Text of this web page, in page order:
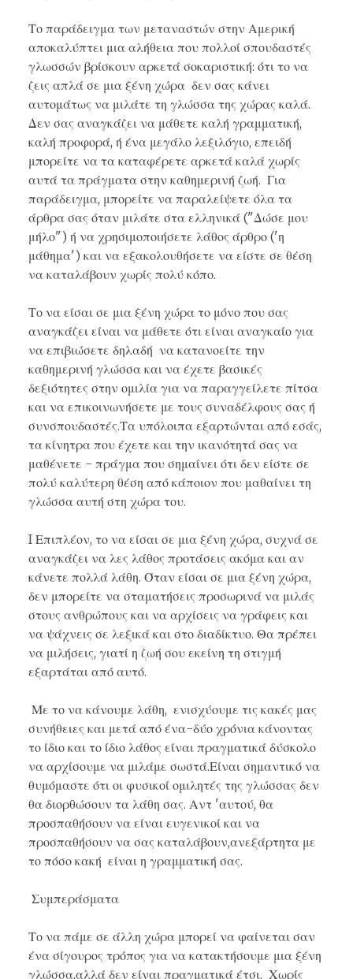
Το παράδειγμα των μεταναστών στην Αμερική
αποκαλύπτει μια αλήθεια που πολλοί σπουδαστές
γλωσσών βρίσκουν αρκετά σοκαριστική: ότι το να
ζεις απλά σε μια ξένη χώρα δεν σας κάνει
αυτομάτως να μιλάτε τη γλώσσα της χώρας καλά.
Δεν σας αναγκάζει να μάθετε καλή γραμματική,
καλή προφορά, ή ένα μεγάλο λεξιλόγιο, επειδή
μπορείτε να τα καταφέρετε αρκετά καλά χωρίς
αυτά τα πράγματα στην καθημερινή ζωή. Για
παράδειγμα, μπορείτε να παραλείψετε όλα τα
άρθρα σας όταν μιλάτε στα ελληνικά ("Δώσε μου
μήλο") ή να χρησιμοποιήσετε λάθος άρθρο ('η
μάθημα') και να εξακολουθήσετε να είστε σε θέση
να καταλάβουν χωρίς πολύ κόπο.
Το να είσαι σε μια ξένη χώρα το μόνο που σας
αναγκάζει είναι να μάθετε ότι είναι αναγκαίο για
να επιβιώσετε δηλαδή να κατανοείτε την
καθημερινή γλώσσα και να έχετε βασικές
δεξιότητες στην ομιλία για να παραγγείλετε πίτσα
και να επικοινωνήσετε με τους συναδέλφους σας ή
συνσπουδαστές.Τα υπόλοιπα εξαρτώνται από εσάς,
τα κίνητρα που έχετε και την ικανότητά σας να
μαθένετε - πράγμα που σημαίνει ότι δεν είστε σε
πολύ καλύτερη θέση από κάποιον που μαθαίνει τη
γλώσσα αυτή στη χώρα του.
I Επιπλέον, το να είσαι σε μια ξένη χώρα, συχνά σε
αναγκάζει να λες λάθος προτάσεις ακόμα και αν
κάνετε πολλά λάθη. Όταν είσαι σε μια ξένη χώρα,
δεν μπορείτε να σταματήσεις προσωρινά να μιλάς
στους ανθρώπους και να αρχίσεις να γράφεις και
να ψάχνεις σε λεξικά και στο διαδίκτυο. Θα πρέπει
να μιλήσεις, γιατί η ζωή σου εκείνη τη στιγμή
εξαρτάται από αυτό.
Με το να κάνουμε λάθη, ενισχύουμε τις κακές μας
συνήθειες και μετά από ένα-δύο χρόνια κάνοντας
το ίδιο και το ίδιο λάθος είναι πραγματικά δύσκολο
να αρχίσουμε να μιλάμε σωστά.Είναι σημαντικό να
θυμόμαστε ότι οι φυσικοί ομιλητές της γλώσσας δεν
θα διορθώσουν τα λάθη σας. Αντ 'αυτού, θα
προσπαθήσουν να είναι ευγενικοί και να
προσπαθήσουν να σας καταλάβουν,ανεξάρτητα με
το πόσο κακή είναι η γραμματική σας.
Συμπεράσματα
Το να πάμε σε άλλη χώρα μπορεί να φαίνεται σαν
ένα σίγουρος τρόπος για να κατακτήσουμε μια ξένη
γλώσσα,αλλά δεν είναι πραγματικά έτσι. Χωρίς